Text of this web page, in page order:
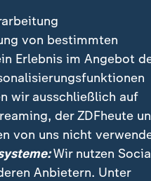
Er sei
nach seinem Willen
hat im neuen
denkbar sind auch
SPD, Grünen und
klare Mehrheit im
die Liberalen aber
von bestimmten
Erlebnis im Angebot
wir ausschließlich auf
der ZDFheute
von uns nicht
Wir nutzen
Anbietern. Unter